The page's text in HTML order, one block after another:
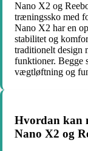
Nano X2 og
træningssko med
Nano X2 har en
stabilitet og
traditionelt design
funktioner. Begge
vægtløftning og
Hvordan kan
Nano X2 og